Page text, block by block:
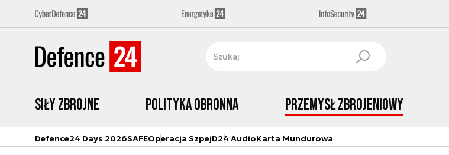
Siły zbrojne Polityka obronna Przemysł Zbrojeniowy
Defence24 Days 2026SAFEOperacja SzpejD24 AudioKarta Mundurowa